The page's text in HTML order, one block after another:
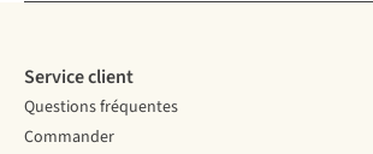
Service client
Questions fréquentes
Commander